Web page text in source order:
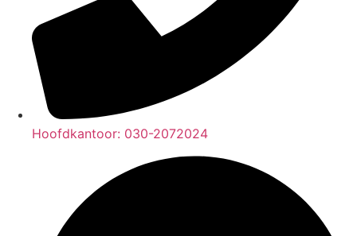
Hoofdkantoor: 030-2072024